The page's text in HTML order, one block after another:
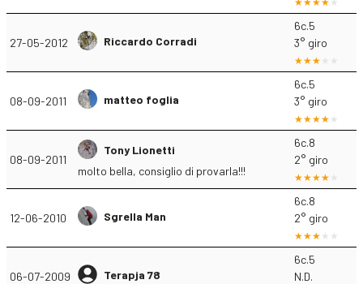
27-05-2012 Riccardo Corradi
6c.5
3° giro
08-09-2011 matteo foglia
6c.5
3° giro
08-09-2011
Tony Lionetti
molto bella, consiglio di provarla!!!
6c.8
2° giro
12-06-2010 Sgrella Man
6c.8
2° giro
06-07-2009 Terapja 78
6c.5
N.D.